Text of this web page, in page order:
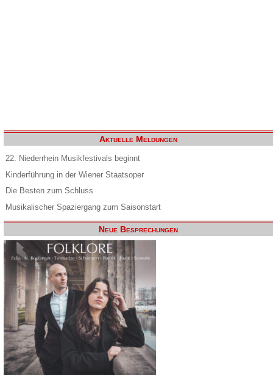
Aktuelle Meldungen
22. Niederrhein Musikfestivals beginnt
Kinderführung in der Wiener Staatsoper
Die Besten zum Schluss
Musikalischer Spaziergang zum Saisonstart
Neue Besprechungen